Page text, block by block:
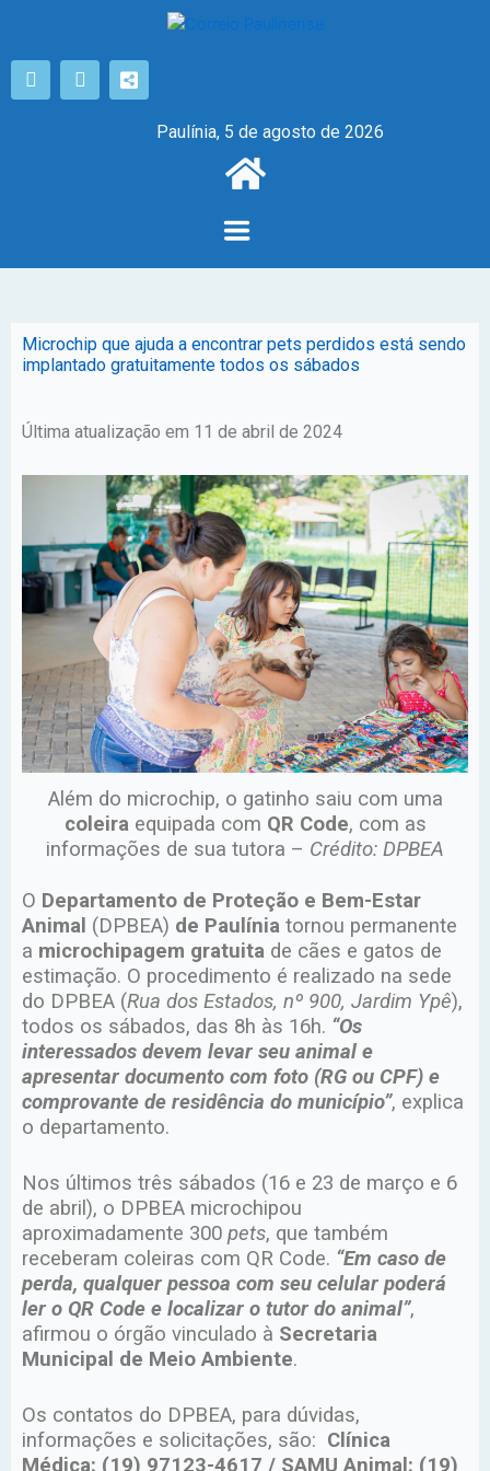
Paulínia, 5 de agosto de 2026
Microchip que ajuda a encontrar pets perdidos está sendo
implantado gratuitamente todos os sábados
Última atualização em 11 de abril de 2024
Além do microchip, o gatinho saiu com uma
coleiraequipada com QR Code, com as
informações de sua tutora – Crédito: DPBEA
O Departamento de Proteção e Bem-Estar
Animal (DPBEA) de Paulínia tornou permanente
a microchipagem gratuita de cães e gatos de
estimação. O procedimento é realizado na sede
do DPBEA (Rua dos Estados, nº 900, Jardim Ypê),
todos os sábados, das 8h às 16h. “Os
interessados devem levar seu animal e
apresentar documento com foto (RG ou CPF) e
comprovante de residência do município”, explica
o departamento.
Nos últimos três sábados (16 e 23 de março e 6
de abril), o DPBEA microchipou
aproximadamente 300 pets, que também
receberam coleiras com QR Code. “Em caso de
perda, qualquer pessoa com seu celular poderá
ler o QR Code e localizar o tutor do animal”,
afirmou o órgão vinculado à Secretaria
Municipal de Meio Ambiente.
Os contatos do DPBEA, para dúvidas,
informações e solicitações, são: Clínica
Médica: (19) 97123-4617 / SAMU Animal: (19)